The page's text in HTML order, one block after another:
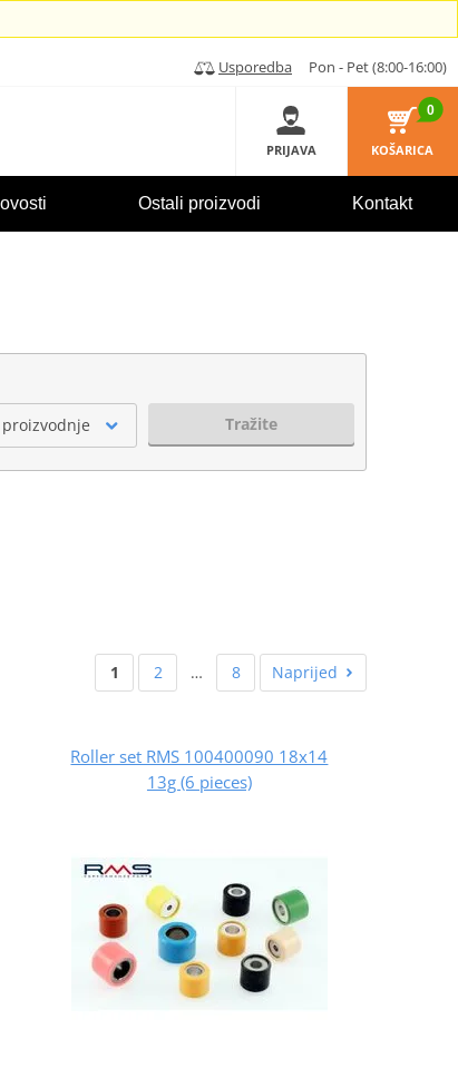
Usporedba Pon - Pet (8:00-16:00)
PRIJAVA
0
KOŠARICA
Ostali proizvodi Kontakt
Tražite
1 2 … 8 Naprijed
Roller set RMS 100400090 18x14
13g (6 pieces)